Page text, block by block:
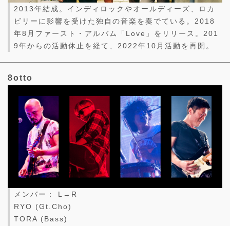
2013年結成。インディロックやオールディーズ、ロカ
ビリーに影響を受けた独自の音楽を奏でている。2018
年8月ファースト・アルバム「Love」をリリース。201
9年からの活動休止を経て、2022年10月活動を再開。
8otto
メンバー： L→R
RYO (Gt.Cho)
TORA (Bass)